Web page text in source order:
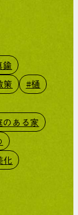
鍮
策 #樋
のある家
化